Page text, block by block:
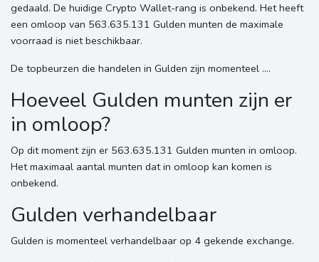
gedaald. De huidige Crypto Wallet-rang is onbekend. Het heeft
een omloop van 563.635.131 Gulden munten de maximale
voorraad is niet beschikbaar.
De topbeurzen die handelen in Gulden zijn momenteel ....
Hoeveel Gulden munten zijn er
in omloop?
Op dit moment zijn er 563.635.131 Gulden munten in omloop.
Het maximaal aantal munten dat in omloop kan komen is
onbekend.
Gulden verhandelbaar
Gulden is momenteel verhandelbaar op 4 gekende exchange.